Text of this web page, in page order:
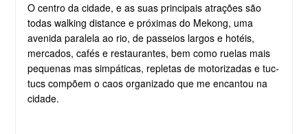
O centro da cidade, e as suas principais atrações são
todas walking distance e próximas do Mekong, uma
avenida paralela ao rio, de passeios largos e hotéis,
mercados, cafés e restaurantes, bem como ruelas mais
pequenas mas simpáticas, repletas de motorizadas e tuc-
tucs compõem o caos organizado que me encantou na
cidade.